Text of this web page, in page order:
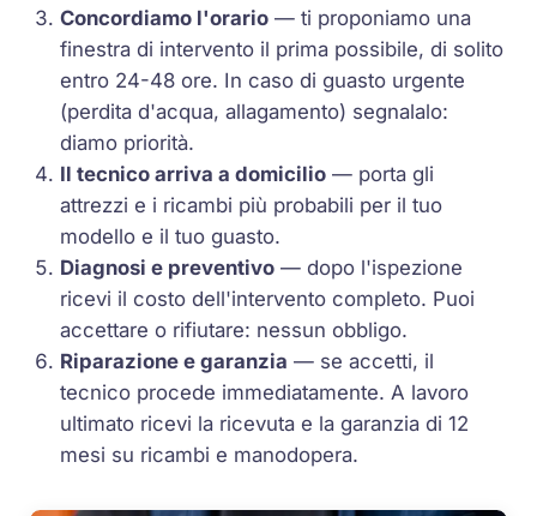
Concordiamo l'orario — ti proponiamo una
finestra di intervento il prima possibile, di solito
entro 24-48 ore. In caso di guasto urgente
(perdita d'acqua, allagamento) segnalalo:
diamo priorità.
Il tecnico arriva a domicilio — porta gli
attrezzi e i ricambi più probabili per il tuo
modello e il tuo guasto.
Diagnosi e preventivo — dopo l'ispezione
ricevi il costo dell'intervento completo. Puoi
accettare o rifiutare: nessun obbligo.
Riparazione e garanzia — se accetti, il
tecnico procede immediatamente. A lavoro
ultimato ricevi la ricevuta e la garanzia di 12
mesi su ricambi e manodopera.